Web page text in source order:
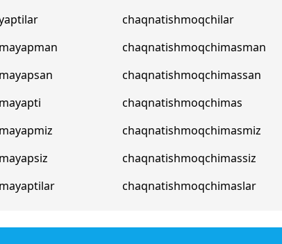
chaqnatishmoqchilar
chaqnatishmoqchimasman
chaqnatishmoqchimassan
chaqnatishmoqchimas
chaqnatishmoqchimasmiz
chaqnatishmoqchimassiz
chaqnatishmoqchimaslar